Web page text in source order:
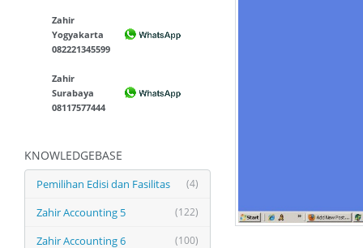
Zahir
Yogyakarta
082221345599
Zahir
Surabaya
08117577444
KNOWLEDGEBASE
(4)
Pemilihan Edisi dan Fasilitas
(122)
Zahir Accounting 5
(100)
Zahir Accounting 6